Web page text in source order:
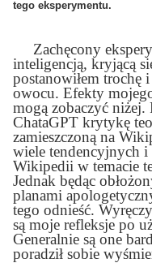
tego eksperymentu.
Zachęcony
inteligencją, kryjącą
postanowiłem trochę
owocu. Efekty
mogą zobaczyć niżej.
ChataGPT krytykę
zamieszczoną na
wiele tendencyjnych i
Wikipedii w temacie
Jednak będąc
planami
tego odnieść.
są moje refleksje po
Generalnie są one
poradził sobie